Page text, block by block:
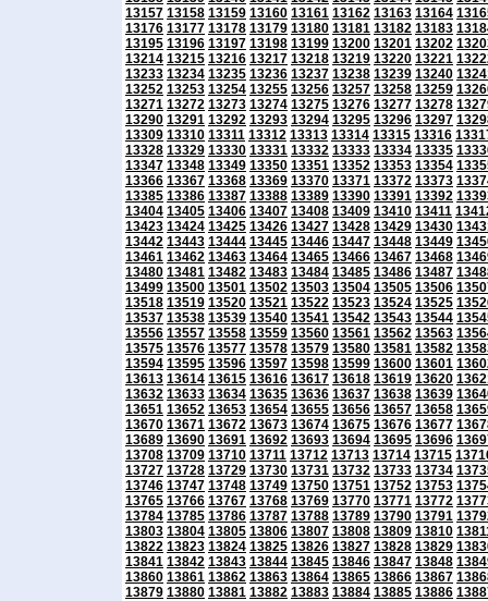
13157 13158 13159 13160 13161 13162 13163 13164
13176 13177 13178 13179 13180 13181 13182 13183
13195 13196 13197 13198 13199 13200 13201 13202
13214 13215 13216 13217 13218 13219 13220 13221
13233 13234 13235 13236 13237 13238 13239 13240
13252 13253 13254 13255 13256 13257 13258 13259
13271 13272 13273 13274 13275 13276 13277 13278
13290 13291 13292 13293 13294 13295 13296 13297
13309 13310 13311 13312 13313 13314 13315 13316
13328 13329 13330 13331 13332 13333 13334 13335
13347 13348 13349 13350 13351 13352 13353 13354
13366 13367 13368 13369 13370 13371 13372 13373
13385 13386 13387 13388 13389 13390 13391 13392
13404 13405 13406 13407 13408 13409 13410 13411
13423 13424 13425 13426 13427 13428 13429 13430
13442 13443 13444 13445 13446 13447 13448 13449
13461 13462 13463 13464 13465 13466 13467 13468
13480 13481 13482 13483 13484 13485 13486 13487
13499 13500 13501 13502 13503 13504 13505 13506
13518 13519 13520 13521 13522 13523 13524 13525
13537 13538 13539 13540 13541 13542 13543 13544
13556 13557 13558 13559 13560 13561 13562 13563
13575 13576 13577 13578 13579 13580 13581 13582
13594 13595 13596 13597 13598 13599 13600 13601
13613 13614 13615 13616 13617 13618 13619 13620
13632 13633 13634 13635 13636 13637 13638 13639
13651 13652 13653 13654 13655 13656 13657 13658
13670 13671 13672 13673 13674 13675 13676 13677
13689 13690 13691 13692 13693 13694 13695 13696
13708 13709 13710 13711 13712 13713 13714 13715
13727 13728 13729 13730 13731 13732 13733 13734
13746 13747 13748 13749 13750 13751 13752 13753
13765 13766 13767 13768 13769 13770 13771 13772
13784 13785 13786 13787 13788 13789 13790 13791
13803 13804 13805 13806 13807 13808 13809 13810
13822 13823 13824 13825 13826 13827 13828 13829
13841 13842 13843 13844 13845 13846 13847 13848
13860 13861 13862 13863 13864 13865 13866 13867
13879 13880 13881 13882 13883 13884 13885 13886